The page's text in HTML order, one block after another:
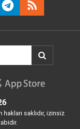
saklıdır, izinsiz